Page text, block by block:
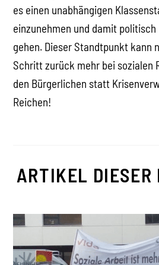
es einen unabhängigen
einzunehmen und damit politisch
gehen. Dieser Standtpunkt kann
Schritt zurück mehr bei sozialen
den Bürgerlichen statt
Reichen!
ARTIKEL DIESER